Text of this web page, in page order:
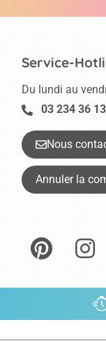
Service-
Du lundi au
03 234 36 13
Nous
Annuler la